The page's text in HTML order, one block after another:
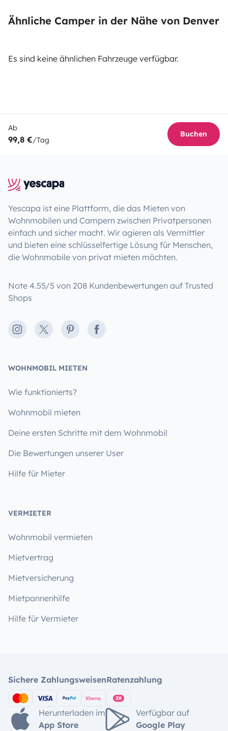
Ähnliche Camper in der Nähe von Denver
Es sind keine ähnlichen Fahrzeuge verfügbar.
Ab
99,8 €/Tag
Buchen
Yescapa ist eine Plattform, die das Mieten von
Wohnmobilen und Campern zwischen Privatpersonen
einfach und sicher macht. Wir agieren als Vermittler
und bieten eine schlüsselfertige Lösung für Menschen,
die Wohnmobile von privat mieten möchten.
Note 4.55/5 von 208 Kundenbewertungen auf Trusted
Shops
Instagram
X PinterestFacebook
WOHNMOBIL MIETEN
Wie funktionierts?
Wohnmobil mieten
Deine ersten Schritte mit dem Wohnmobil
Die Bewertungen unserer User
Hilfe für Mieter
VERMIETER
Wohnmobil vermieten
Mietvertrag
Mietversicherung
Mietpannenhilfe
Hilfe für Vermieter
Sichere ZahlungsweisenRatenzahlung
Herunterladen im
App Store
Verfügbar auf
Google Play